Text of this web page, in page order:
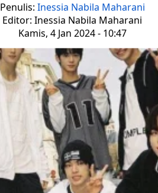
Penulis: Inessia Nabila Maharani
Editor: Inessia Nabila Maharani
Kamis, 4 Jan 2024 - 10:47